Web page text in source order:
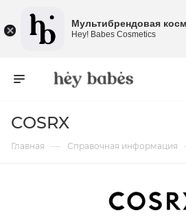
COSRX
Главная — Справочная информация
Мультибрендовая
Hey! Babes Cosmetics